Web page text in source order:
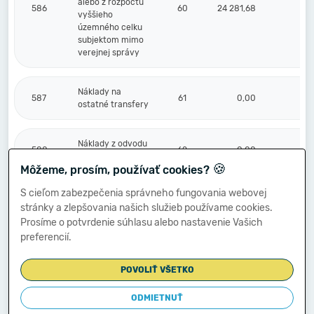
586
alebo z rozpočtu
vyššieho
územného celku
subjektom mimo
verejnej správy
60 24 281,68
587
Náklady na
ostatné transfery
61 0,00
588
Náklady z odvodu
62 0,00
589
Náklady z
budúceho odvodu
príjmov
63 0,00
Účtové skupiny
50 - 58 súčet
(r.001 + r.006 +
r.011 + r.017 +
r.021 + r.029 +
64
Môžeme, prosím, používať cookies? 🍪
S cieľom zabezpečenia správneho fungovania webovej
stránky a zlepšovania našich služieb používame cookies.
Prosíme o potvrdenie súhlasu alebo nastavenie Vašich
preferencií.
POVOLIŤ VŠETKO
ODMIETNUŤ